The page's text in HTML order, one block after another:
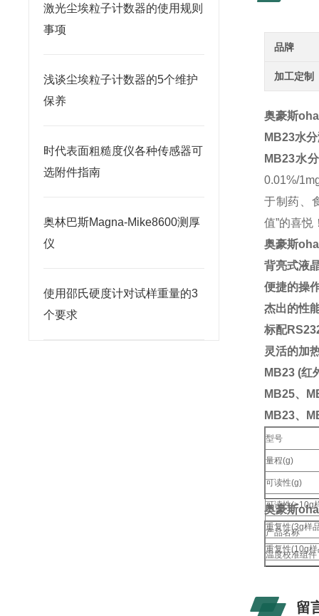
激光尘埃粒子计数器的使用规则
事项
浅谈尘埃粒子计数器的5个维护
保养
时代表面粗糙度仪各种传感器可
选附件指南
奥林巴斯Magna-Mike8600测厚
仪
使用邵氏硬度计对试样重量的3
个要求
品牌
加工定制
奥豪斯
MB23水
MB23水
0.01%/
于制药、
值”的喜悦
奥豪斯
背亮式液
便捷的操
杰出的性
标配
灵活的加
MB23 (红
MB25、
MB23、
型号
量程(g)
可读性(g)
可读性(>10g
重复性(3g样
重复性(10g
奥豪斯
产品名称
温度校准组件
玻璃纤维盘
留